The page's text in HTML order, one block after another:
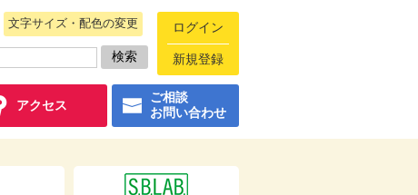
文字サイズ・配色の変更 ログイン
新規登録
アクセス
ご相談
お問い合わせ